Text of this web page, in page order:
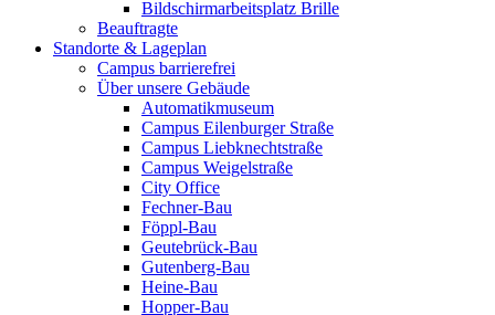
Bildschirmarbeitsplatz Brille
Beauftragte
Standorte & Lageplan
Campus barrierefrei
Über unsere Gebäude
Automatikmuseum
Campus Eilenburger Straße
Campus Liebknechtstraße
Campus Weigelstraße
City Office
Fechner-Bau
Föppl-Bau
Geutebrück-Bau
Gutenberg-Bau
Heine-Bau
Hopper-Bau